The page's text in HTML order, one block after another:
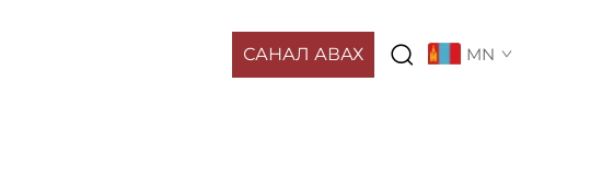
САНАЛ АВАХ MN